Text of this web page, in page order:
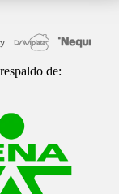
de: